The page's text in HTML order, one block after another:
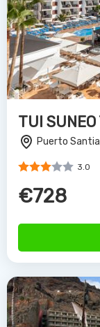
TUI
Puerto
3.0
€728